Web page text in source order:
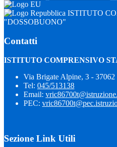
ISTITUTO
"DOSSOBUONO"
Contatti
ISTITUTO COMPRENSIVO
Via Brigate Alpine, 3 -
Tel: 045/513138
Email:
PEC:
Sezione Link Utili